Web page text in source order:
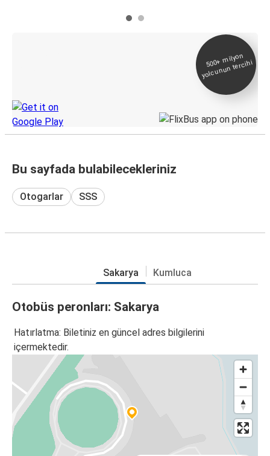
500+
milyon
yolcunun tercihi
Bu sayfada bulabilecekleriniz
Otogarlar SSS
Sakarya Kumluca
Otobüs peronları: Sakarya
Hatırlatma: Biletiniz en güncel adres bilgilerini
içermektedir.